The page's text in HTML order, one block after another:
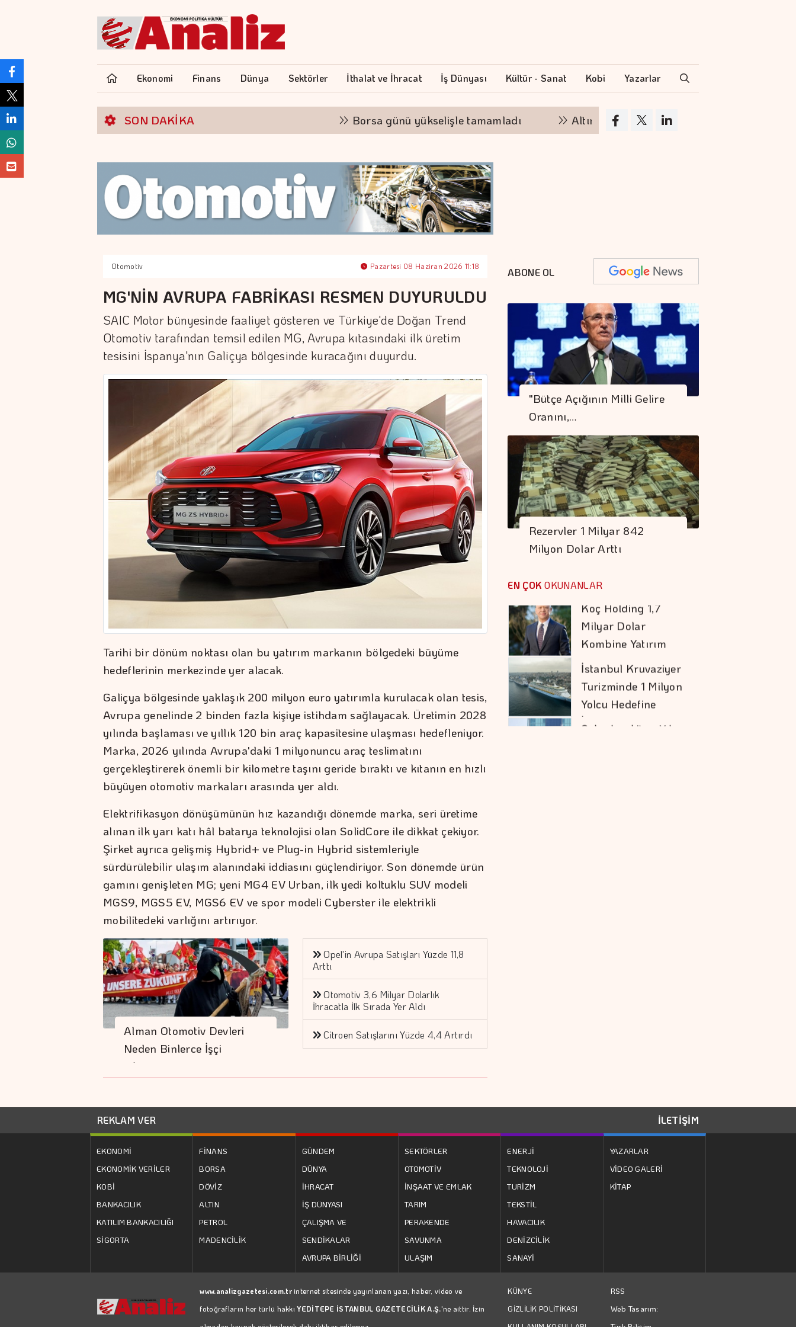
Ekonomi Finans Dünya Sektörler İthalat ve İhracat İş Dünyası Kültür - Sanat Kobi Yazarlar
SON DAKİKA Borsa günü yükselişle tamamladı Altının kilogramı 6 milyon 500 bin liraya
Otomotiv Pazartesi 08 Haziran 2026 11:18
MG'NİN AVRUPA FABRİKASI RESMEN DUYURULDU
SAIC Motor bünyesinde faaliyet gösteren ve Türkiye'de Doğan Trend
Otomotiv tarafından temsil edilen MG, Avrupa kıtasındaki ilk üretim
tesisini İspanya'nın Galiçya bölgesinde kuracağını duyurdu.
Tarihi bir dönüm noktası olan bu yatırım markanın bölgedeki büyüme
hedeflerinin merkezinde yer alacak.
Galiçya bölgesinde yaklaşık 200 milyon euro yatırımla kurulacak olan tesis,
Avrupa genelinde 2 binden fazla kişiye istihdam sağlayacak. Üretimin 2028
yılında başlaması ve yıllık 120 bin araç kapasitesine ulaşması hedefleniyor.
Marka, 2026 yılında Avrupa'daki 1 milyonuncu araç teslimatını
gerçekleştirerek önemli bir kilometre taşını geride bıraktı ve kıtanın en hızlı
büyüyen otomotiv markaları arasında yer aldı.
Elektrifikasyon dönüşümünün hız kazandığı dönemde marka, seri üretime
alınan ilk yarı katı hâl batarya teknolojisi olan SolidCore ile dikkat çekiyor.
Şirket ayrıca gelişmiş Hybrid+ ve Plug-in Hybrid sistemleriyle
sürdürülebilir ulaşım alanındaki iddiasını güçlendiriyor. Son dönemde ürün
gamını genişleten MG; yeni MG4 EV Urban, ilk yedi koltuklu SUV modeli
MGS9, MGS5 EV, MGS6 EV ve spor modeli Cyberster ile elektrikli
mobilitedeki varlığını artırıyor.
Alman Otomotiv Devleri
Neden Binlerce İşçi
çıkarıyor?
Opel'in Avrupa Satışları Yüzde 11,8
Arttı
Otomotiv 3,6 Milyar Dolarlık
İhracatla İlk Sırada Yer Aldı
Citroen Satışlarını Yüzde 4,4 Artırdı
ABONE OL
"Bütçe Açığının Milli Gelire
Oranını,…
Rezervler 1 Milyar 842
Milyon Dolar Arttı
EN ÇOK OKUNANLAR
Rezervler 1 Milyar
842 Milyon Dolar
Spot Piyasada Doğal
Gaz Fiyatları
Borç Kıskacı
Derinleşiyor
Koç Holding 1,7
Kombine Yatırım
Yaptı
İstanbul Kruvaziyer
Turizminde 1 Milyon
Yolcu Hedefine
İlerliyor
Şekerbank'tan Yılın
İlk Yarısında Yüzde
32 Büyüme
Başlıyor
CEO'su, Mehmet
Hayri Sönmez Oldu
REKLAM VER İLETİŞİM
EKONOMİ
EKONOMİK VERİLER
KOBİ
BANKACILIK
KATILIM BANKACILIĞI
SİGORTA
FİNANS
BORSA
DÖVİZ
ALTIN
PETROL
MADENCİLİK
GÜNDEM
DÜNYA
İHRACAT
İŞ DÜNYASI
ÇALIŞMA VE
SENDİKALAR
AVRUPA BİRLİĞİ
SEKTÖRLER
OTOMOTİV
İNŞAAT VE EMLAK
TARIM
PERAKENDE
SAVUNMA
ULAŞIM
ENERJİ
TEKNOLOJİ
TURİZM
TEKSTİL
HAVACILIK
DENİZCİLİK
SANAYİ
YAZARLAR
VİDEO GALERİ
KİTAP
www.analizgazetesi.com.trinternet sitesinde yayınlanan yazı, haber, video ve
fotoğrafların her türlü hakkıYEDİTEPE İSTANBUL GAZETECİLİK A.Ş.'ne aittir. İzin
KÜNYE
GİZLİLİK POLİTİKASI
RSS
Web Tasarım: